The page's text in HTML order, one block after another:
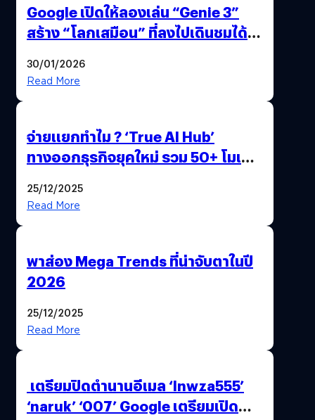
Google เปิดให้ลองเล่น “Genie 3”
สร้าง “โลกเสมือน” ที่ลงไปเดินชมได้
30/01/2026
Read More
จ่ายแยกทำไม ? ‘True AI Hub’
ทางออกธุรกิจยุคใหม่ รวม 50+ โมเดล
25/12/2025
Read More
พาส่อง Mega Trends ที่น่าจับตาในปี
2026
25/12/2025
Read More
เตรียมปิดตำนานอีเมล ‘lnwza555’
‘naruk’ ‘007’ Google เตรียมเปิด